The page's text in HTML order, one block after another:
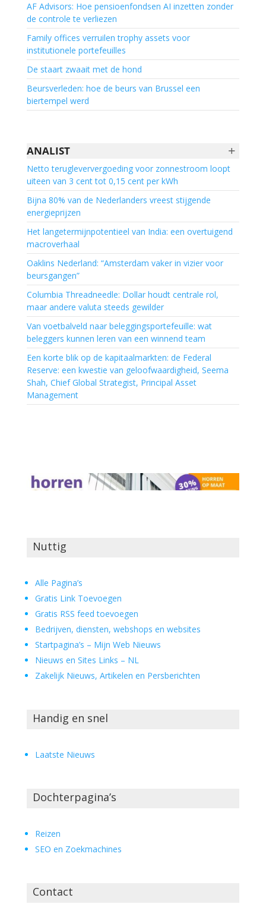
AF Advisors: Hoe pensioenfondsen AI inzetten zonder
de controle te verliezen
Family offices verruilen trophy assets voor
institutionele portefeuilles
De staart zwaait met de hond
Beursverleden: hoe de beurs van Brussel een
biertempel werd
+
ANALIST
Netto terugleververgoeding voor zonnestroom loopt
uiteen van 3 cent tot 0,15 cent per kWh
Bijna 80% van de Nederlanders vreest stijgende
energieprijzen
Het langetermijnpotentieel van India: een overtuigend
macroverhaal
Oaklins Nederland: “Amsterdam vaker in vizier voor
beursgangen”
Columbia Threadneedle: Dollar houdt centrale rol,
maar andere valuta steeds gewilder
Van voetbalveld naar beleggingsportefeuille: wat
beleggers kunnen leren van een winnend team
Een korte blik op de kapitaalmarkten: de Federal
Reserve: een kwestie van geloofwaardigheid, Seema
Shah, Chief Global Strategist, Principal Asset
Management
Nuttig
Alle Pagina’s
Gratis Link Toevoegen
Gratis RSS feed toevoegen
Bedrijven, diensten, webshops en websites
Startpagina’s – Mijn Web Nieuws
Nieuws en Sites Links – NL
Zakelijk Nieuws, Artikelen en Persberichten
Handig en snel
Laatste Nieuws
Dochterpagina’s
Reizen
SEO en Zoekmachines
Contact